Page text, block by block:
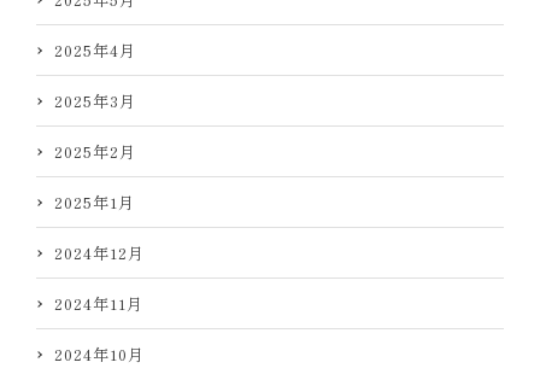
2025年4月
2025年3月
2025年2月
2025年1月
2024年12月
2024年11月
2024年10月